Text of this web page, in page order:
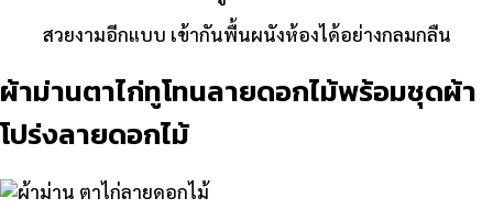
สวยงามอีกแบบ เข้ากันพื้นผนังห้องได้อย่างกลมกลืน
ผ้าม่านตาไก่ทูโทนลายดอกไม้พร้อมชุดผ้า
โปร่งลายดอกไม้